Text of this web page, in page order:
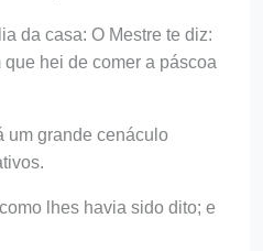
da casa: O Mestre te diz:
hei de comer a páscoa
um grande cenáculo
lhes havia sido dito; e